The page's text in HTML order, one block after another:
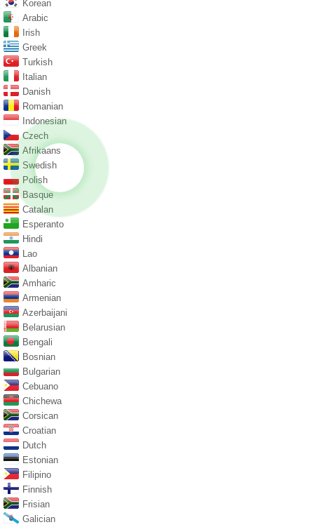
Korean
Arabic
Irish
Greek
Turkish
Italian
Danish
Romanian
Indonesian
Czech
Afrikaans
Swedish
Polish
Basque
Catalan
Esperanto
Hindi
Lao
Albanian
Amharic
Armenian
Azerbaijani
Belarusian
Bengali
Bosnian
Bulgarian
Cebuano
Chichewa
Corsican
Croatian
Dutch
Estonian
Filipino
Finnish
Frisian
Galician